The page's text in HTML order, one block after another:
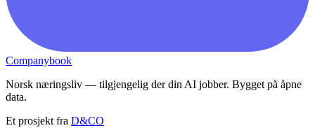
Companybook
Norsk næringsliv — tilgjengelig der din AI jobber. Bygget på åpne
data.
Et prosjekt fra D&CO